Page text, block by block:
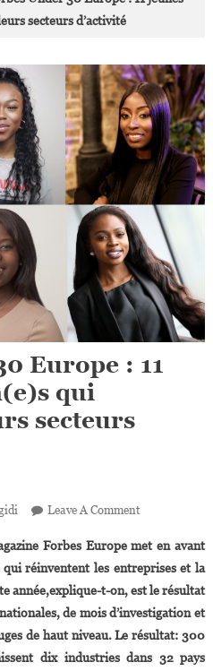
secteurs d’activité
Europe : 11
qui
secteurs
Leave A CommentOn
Under
30
Europe
:
11
Jeunes
Forbes Europe met en avant
réinventent les entreprises et la
année,explique-t-on, est le résultat
de mois d’investigation et
de haut niveau. Le résultat: 300
dix industries dans 32 pays